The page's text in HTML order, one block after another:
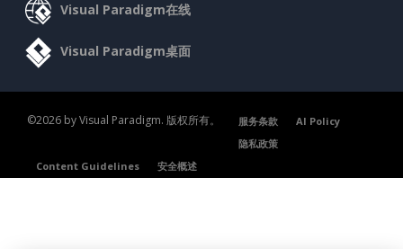
Visual Paradigm在线
Visual Paradigm桌面
©2026 by Visual Paradigm. 版权所有。 服务条款
AI Policy
隐私政策
Content Guidelines
安全概述